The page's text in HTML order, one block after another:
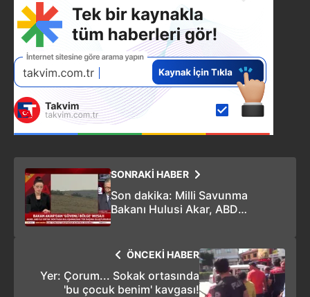
SONRAKİ HABER
Son dakika: Milli Savunma
Bakanı Hulusi Akar, ABD
ÖNCEKİ HABER
Yer: Çorum... Sokak ortasında
'bu çocuk benim' kavgası!